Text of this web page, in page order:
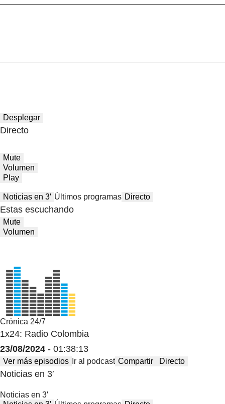
Desplegar
Directo
Mute
Volumen
Play
Noticias en 3′ Últimos programas Directo
Estas escuchando
Mute
Volumen
Crónica 24/7
1x24: Radio Colombia
23/08/2024 - 01:38:13
Ver más episodios Ir al podcast Compartir Directo
Noticias en 3′
Noticias en 3′